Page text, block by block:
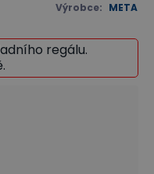
Výrobce: META
regálu.